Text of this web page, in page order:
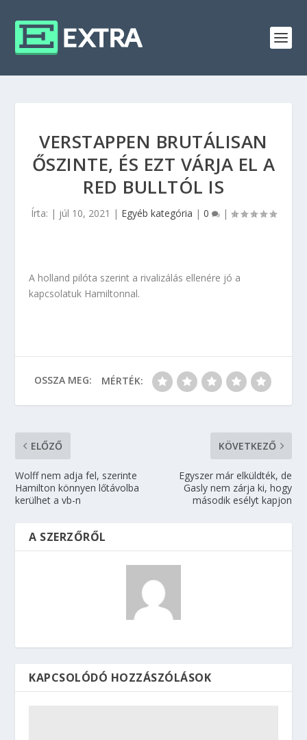
VERSTAPPEN BRUTÁLISAN
ŐSZINTE, ÉS EZT VÁRJA EL A
RED BULLTÓL IS
Írta: | júl 10, 2021 | Egyéb kategória | 0 |
A holland pilóta szerint a rivalizálás ellenére jó a
kapcsolatuk Hamiltonnal.
OSSZA MEG: MÉRTÉK:
ELŐZŐ
Wolff nem adja fel, szerinte
Hamilton könnyen lőtávolba
kerülhet a vb-n
KÖVETKEZŐ
Egyszer már elküldték, de
Gasly nem zárja ki, hogy
második esélyt kapjon
A SZERZŐRŐL
KAPCSOLÓDÓ HOZZÁSZÓLÁSOK